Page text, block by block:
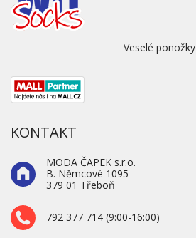
Veselé ponožky
KONTAKT
MODA ČAPEK s.r.o.
B. Němcové 1095
379 01 Třeboň
792 377 714 (9:00-16:00)